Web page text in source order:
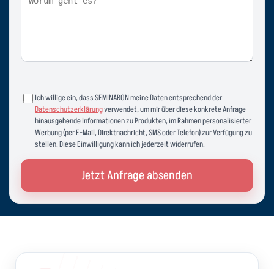
Ich willige ein, dass SEMINARON meine Daten entsprechend der
Datenschutzerklärungverwendet, um mir über diese konkrete Anfrage
hinausgehende Informationen zu Produkten, im Rahmen personalisierter
Werbung (per E-Mail, Direktnachricht, SMS oder Telefon) zur Verfügung zu
stellen. Diese Einwilligung kann ich jederzeit widerrufen.
Jetzt Anfrage absenden